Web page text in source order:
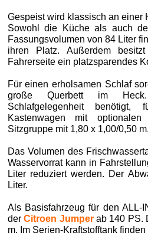
Gespeist wird klassisch an einer
Sowohl die Küche als auch
Fassungsvolumen von 84 Liter
ihren Platz. Außerdem
Fahrerseite ein platzsparendes
Für einen erholsamen Schlaf
große Querbett im
Schlafgelegenheit
Kastenwagen mit
Sitzgruppe mit 1,80 x 1,00/0,50 m.
Das Volumen des
Wasservorrat kann in
Liter reduziert werden. Der
Liter.
Als Basisfahrzeug für den ALL-
derCitroen Jumperab 140 PS.
m. Im Serien-Kraftstofftank